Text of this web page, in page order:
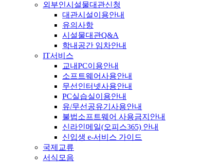
외부인시설물대관신청
대관시설이용안내
유의사항
시설물대관Q&A
학내공간 임차안내
IT서비스
교내PC이용안내
소프트웨어사용안내
무선인터넷사용안내
PC실습실이용안내
유/무선공유기사용안내
불법소프트웨어 사용금지안내
신라인메일(오피스365) 안내
신입생 e-서비스 가이드
국제교류
서식모음